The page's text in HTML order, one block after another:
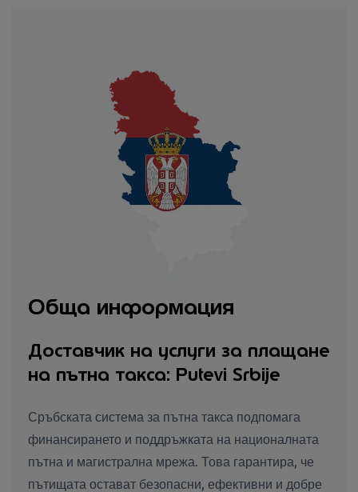
Обща информация
Доставчик на услуги за плащане
на пътна такса: Putevi Srbije
Сръбската система за пътна такса подпомага
финансирането и поддръжката на националната
пътна и магистрална мрежа. Това гарантира, че
пътищата остават безопасни, ефективни и добре